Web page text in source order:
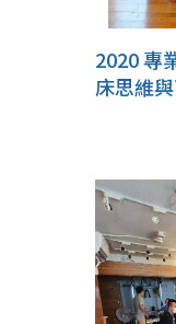
2020 專
床思維